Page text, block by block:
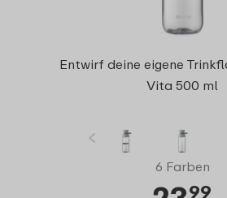
Entwirf deine eigene
Vita 500 ml
6 Farben
99